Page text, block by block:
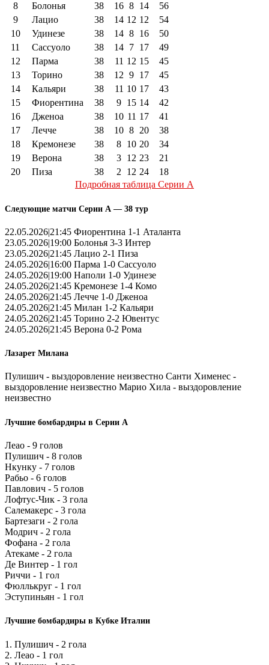
8
Болонья 38 16 8 14
56
9
Лацио 38 14 12 12
54
10
Удинезе 38 14 8 16
50
11
Сассуоло 38 14 7 17
49
12
Парма 38 11 12 15
45
13
Торино 38 12 9 17
45
14
Кальяри 38 11 10 17
43
15
Фиорентина 38 9 15 14
42
16
Дженоа 38 10 11 17
41
17
Лечче 38 10 8 20
38
18
Кремонезе 38 8 10 20
34
19
Верона 38 3 12 23
21
20
Пиза 38 2 12 24
18
Подробная таблица Серии А
Следующие матчи Серии А — 38 тур
22.05.2026|21:45 Фиорентина 1-1 Аталанта
23.05.2026|19:00 Болонья 3-3 Интер
23.05.2026|21:45 Лацио 2-1 Пиза
24.05.2026|16:00 Парма 1-0 Сассуоло
24.05.2026|19:00 Наполи 1-0 Удинезе
24.05.2026|21:45 Кремонезе 1-4 Комо
24.05.2026|21:45 Лечче 1-0 Дженоа
24.05.2026|21:45 Милан 1-2 Кальяри
24.05.2026|21:45 Торино 2-2 Ювентус
24.05.2026|21:45 Верона 0-2 Рома
Лазарет Милана
Пулишич - выздоровление неизвестно Санти Хименес -
выздоровление неизвестно Марио Хила - выздоровление
неизвестно
Лучшие бомбардиры в Серии А
Леао - 9 голов
Пулишич - 8 голов
Нкунку - 7 голов
Рабьо - 6 голов
Павлович - 5 голов
Лофтус-Чик - 3 гола
Салемакерс - 3 гола
Бартезаги - 2 гола
Модрич - 2 гола
Фофана - 2 гола
Атекаме - 2 гола
Де Винтер - 1 гол
Риччи - 1 гол
Фюллькруг - 1 гол
Эступиньян - 1 гол
Лучшие бомбардиры в Кубке Италии
1. Пулишич - 2 гола
2. Леао - 1 гол